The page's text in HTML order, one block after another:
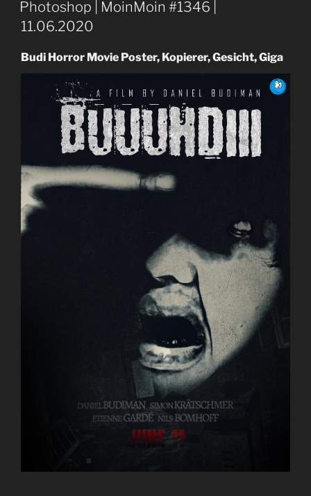
Photoshop | MoinMoin #1346 |
11.06.2020
Budi Horror Movie Poster, Kopierer, Gesicht, Giga